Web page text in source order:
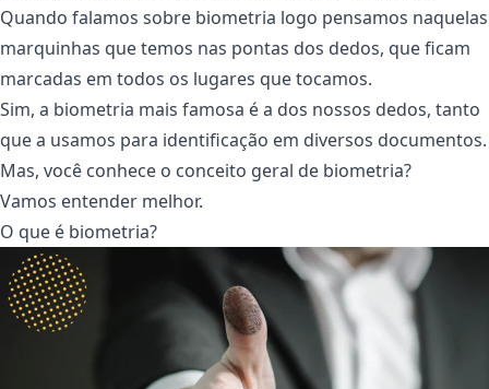
Quando falamos sobre biometria logo pensamos naquelas
marquinhas que temos nas pontas dos dedos, que ficam
marcadas em todos os lugares que tocamos.
Sim, a biometria mais famosa é a dos nossos dedos, tanto
que a usamos para identificação em diversos documentos.
Mas, você conhece o conceito geral de biometria?
Vamos entender melhor.
O que é biometria?